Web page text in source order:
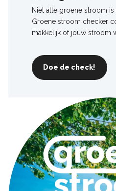
Niet alle groene stroom
Groene stroom checker
makkelijk of jouw stroom
Doe de check!